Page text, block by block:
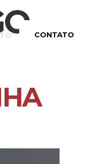
CONTATO